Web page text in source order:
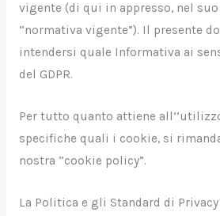
vigente (di qui in appresso, nel
“normativa vigente”). Il presente
intendersi quale Informativa ai
del GDPR.
Per tutto quanto attiene
specifiche quali i cookie, si
nostra “cookie policy”.
La Politica e gli Standard di